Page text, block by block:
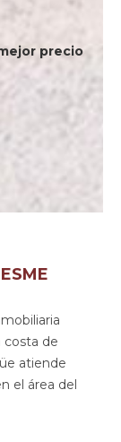
precio
costa de
atiende
el área del